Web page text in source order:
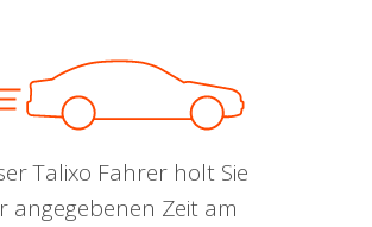
Talixo Fahrer holt Sie
angegebenen Zeit am